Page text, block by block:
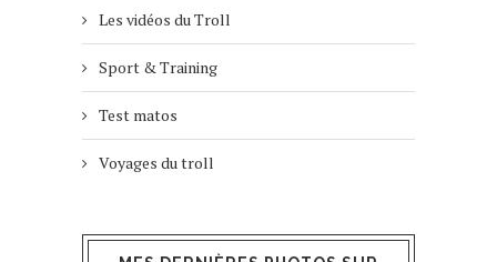
Les vidéos du Troll
Sport & Training
Test matos
Voyages du troll